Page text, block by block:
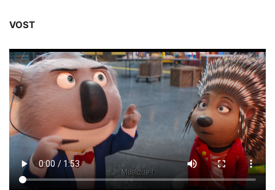
VOST